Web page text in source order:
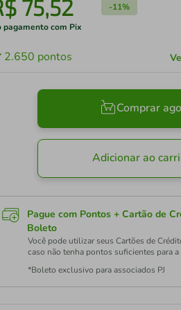
75,52 -11%
pagamento com Pix
2.650 pontos
Comprar
Adicionar ao
Pague com Pontos + Cartão de
Boleto
Você pode utilizar seus Cartões de
caso não tenha pontos suficientes para
*Boleto exclusivo para associados PJ